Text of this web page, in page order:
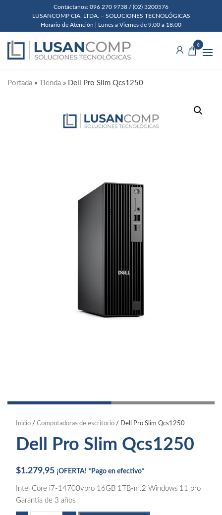
content
Contáctanos: 096 270 9738 / (02) 3200576
LUSANCOMP CIA. LTDA. – SOLUCIONES TECNOLÓGICAS
Horario de Atención | Lunes a Viernes de 9:00 a 18:00
Lusancomp
Cia. Ltda.
0
Portada » Tienda » Dell Pro Slim Qcs1250
Inicio/ Computadoras de escritorio/ Dell Pro Slim Qcs1250
Dell Pro Slim Qcs1250
$1.279,95 ¡OFERTA! *Pago en efectivo*
Intel Core i7-14700vpro 16GB 1TB-m.2 Windows 11 pro
Garantia de 3 años